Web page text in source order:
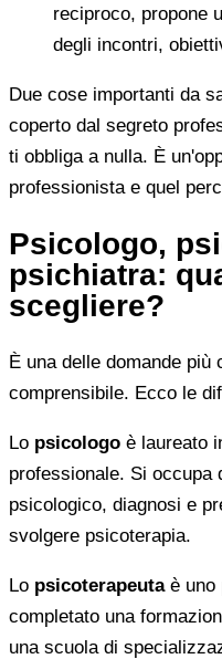
reciproco, propone
degli incontri,
Due cose importanti da
coperto dal segreto
ti obbliga a nulla. È
professionista e quel
Psicologo,
psichiatra:
scegliere?
È una delle domande più
comprensibile. Ecco le
Lo psicologo è laureato
professionale. Si occupa
psicologico, diagnosi e
svolgere psicoterapia.
Lo psicoterapeutaè uno
completato una
una scuola di